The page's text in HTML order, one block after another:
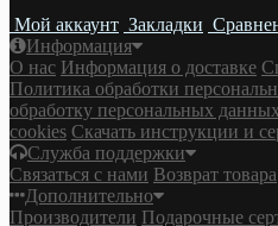
Мой аккаунт Закладки
Информация
О нас Информация о доставке
Политика обработки
обработку персональных данных
cookies Скачать инструкции и
Служба поддержки
Связаться с нами Возврат товара
Дополнительно
Производители Подарочные